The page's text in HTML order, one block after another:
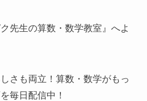
先生の算数・数学教室』へよ
さも両立！算数・数学がもっ
毎日配信中！